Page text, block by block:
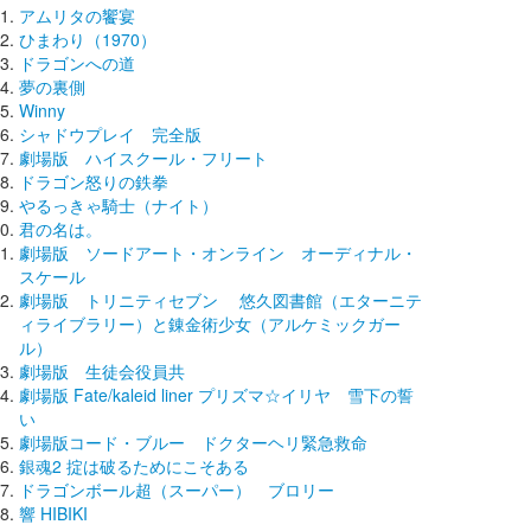
アムリタの饗宴
ひまわり（1970）
ドラゴンへの道
夢の裏側
Winny
シャドウプレイ 完全版
劇場版 ハイスクール・フリート
ドラゴン怒りの鉄拳
やるっきゃ騎士（ナイト）
君の名は。
劇場版 ソードアート・オンライン オーディナル・
スケール
劇場版 トリニティセブン 悠久図書館（エターニテ
ィライブラリー）と錬金術少女（アルケミックガー
ル）
劇場版 生徒会役員共
劇場版 Fate/kaleid liner プリズマ☆イリヤ 雪下の誓
い
劇場版コード・ブルー ドクターヘリ緊急救命
銀魂2 掟は破るためにこそある
ドラゴンボール超（スーパー） ブロリー
響 HIBIKI